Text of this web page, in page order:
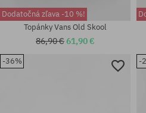
Dodatočná zľava -10 %!
Topánky Vans Old Skool
86,90 €61,90 €
-36% -